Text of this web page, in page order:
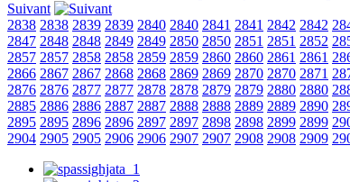
Suivant
2838 2838 2839 2839 2840 2840 2841 2841 2842 2842
2847 2848 2848 2849 2849 2850 2850 2851 2851 2852
2857 2857 2858 2858 2859 2859 2860 2860 2861 2861
2866 2867 2867 2868 2868 2869 2869 2870 2870 2871
2876 2876 2877 2877 2878 2878 2879 2879 2880 2880
2885 2886 2886 2887 2887 2888 2888 2889 2889 2890
2895 2895 2896 2896 2897 2897 2898 2898 2899 2899
2904 2905 2905 2906 2906 2907 2907 2908 2908 2909